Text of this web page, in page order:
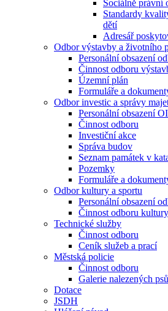
Sociálně právní
Standardy
dětí
Adresář
Odbor výstavby a životního
Personální obsazení
Činnost odboru
Územní plán
Formuláře a
Odbor investic a správy
Personální obsazení
Činnost odboru
Investiční akce
Správa budov
Seznam památek v
Pozemky
Formuláře a
Odbor kultury a sportu
Personální obsazení
Činnost odboru
Technické služby
Činnost odboru
Ceník služeb a prací
Městská policie
Činnost odboru
Galerie nalezených psů
Dotace
JSDH